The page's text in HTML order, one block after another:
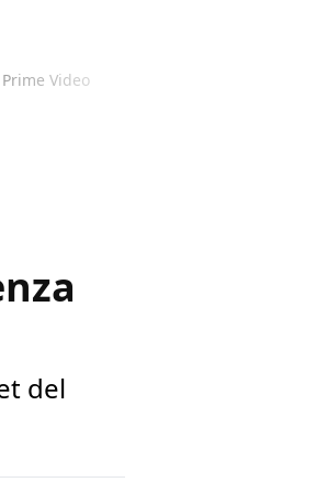
Prime Video
del